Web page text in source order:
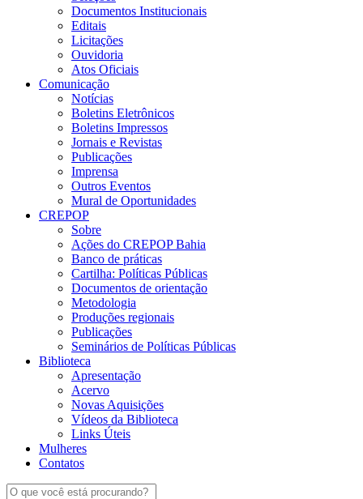
Documentos Institucionais
Editais
Licitações
Ouvidoria
Atos Oficiais
Comunicação
Notícias
Boletins Eletrônicos
Boletins Impressos
Jornais e Revistas
Publicações
Imprensa
Outros Eventos
Mural de Oportunidades
CREPOP
Sobre
Ações do CREPOP Bahia
Banco de práticas
Cartilha: Políticas Públicas
Documentos de orientação
Metodologia
Produções regionais
Publicações
Seminários de Políticas Públicas
Biblioteca
Apresentação
Acervo
Novas Aquisições
Vídeos da Biblioteca
Links Úteis
Mulheres
Contatos